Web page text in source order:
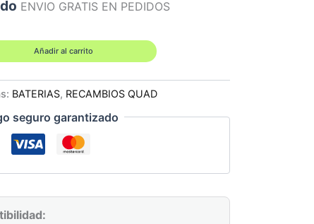
ENVIO GRATIS EN PEDIDOS
Añadir al carrito
BATERIAS, RECAMBIOS QUAD
seguro garantizado